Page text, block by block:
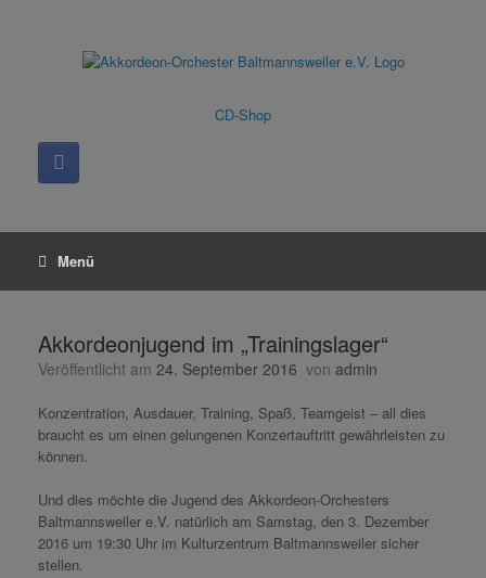
CD-Shop
Menü
Akkordeonjugend im „Trainingslager“
Veröffentlicht am 24. September 2016 von admin
Konzentration, Ausdauer, Training, Spaß, Teamgeist – all dies
braucht es um einen gelungenen Konzertauftritt gewährleisten zu
können.
Und dies möchte die Jugend des Akkordeon-Orchesters
Baltmannsweiler e.V. natürlich am Samstag, den 3. Dezember
2016 um 19:30 Uhr im Kulturzentrum Baltmannsweiler sicher
stellen.